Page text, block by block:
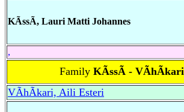
KÃssÃ, Lauri Matti Johannes
,
Family KÃssÃ - VÃhÃkari
VÃhÃkari, Aili Esteri